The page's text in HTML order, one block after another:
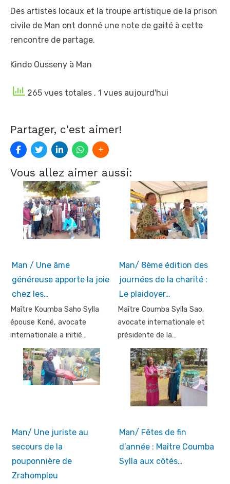
Des artistes locaux et la troupe artistique de la prison
civile de Man ont donné une note de gaité à cette
rencontre de partage.
Kindo Ousseny à Man
265 vues totales , 1 vues aujourd'hui
Partager, c'est aimer!
Vous allez aimer aussi:
Man / Une âme
généreuse apporte la joie
chez les…
Maître Koumba Saho Sylla
épouse Koné, avocate
internationale a initié…
Man/ 8ème édition des
journées de la charité :
Le plaidoyer…
Maître Coumba Sylla Sao,
avocate internationale et
présidente de la…
Man/ Une juriste au
secours de la
pouponnière de
Zrahompleu
Man/ Fêtes de fin
d'année : Maître Coumba
Sylla aux côtés…